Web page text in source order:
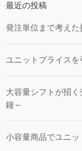
最近の投稿
発注単位まで考え
ユニットプライス
大容量シフトが招
鐘～
小容量商品でユニ